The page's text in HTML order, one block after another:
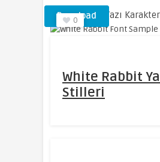
Download
0
White Rabbit Yazı
White Rabbit
Stilleri